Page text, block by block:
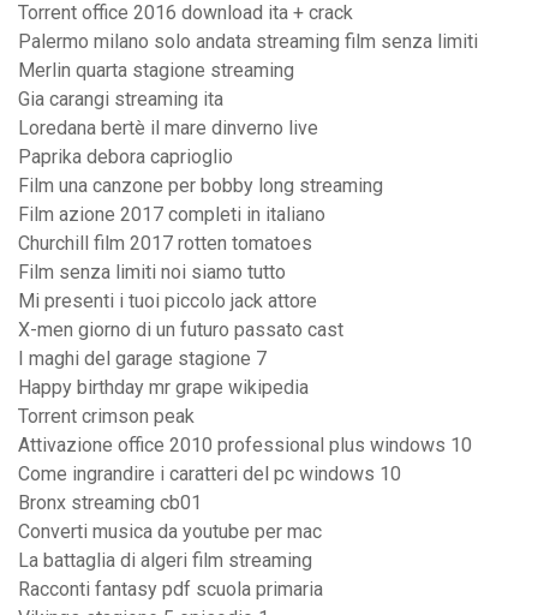
Torrent office 2016 download ita + crack
Palermo milano solo andata streaming film senza limiti
Merlin quarta stagione streaming
Gia carangi streaming ita
Loredana bertè il mare dinverno live
Paprika debora caprioglio
Film una canzone per bobby long streaming
Film azione 2017 completi in italiano
Churchill film 2017 rotten tomatoes
Film senza limiti noi siamo tutto
Mi presenti i tuoi piccolo jack attore
X-men giorno di un futuro passato cast
I maghi del garage stagione 7
Happy birthday mr grape wikipedia
Torrent crimson peak
Attivazione office 2010 professional plus windows 10
Come ingrandire i caratteri del pc windows 10
Bronx streaming cb01
Converti musica da youtube per mac
La battaglia di algeri film streaming
Racconti fantasy pdf scuola primaria